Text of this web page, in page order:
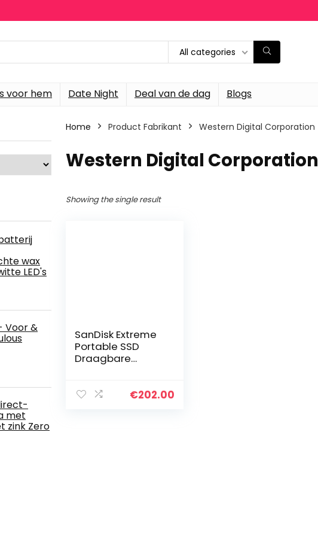
All categories
voor hem Date Night Deal van de dag Blogs
wax
LED's
Voor &
met
zink Zero
Home Product Fabrikant ‎Western Digital Corporation
‎Western Digital Corporation
Showing the single result
SanDisk Extreme
Portable SSD
Draagbare
State-Prestaties,
€202.00